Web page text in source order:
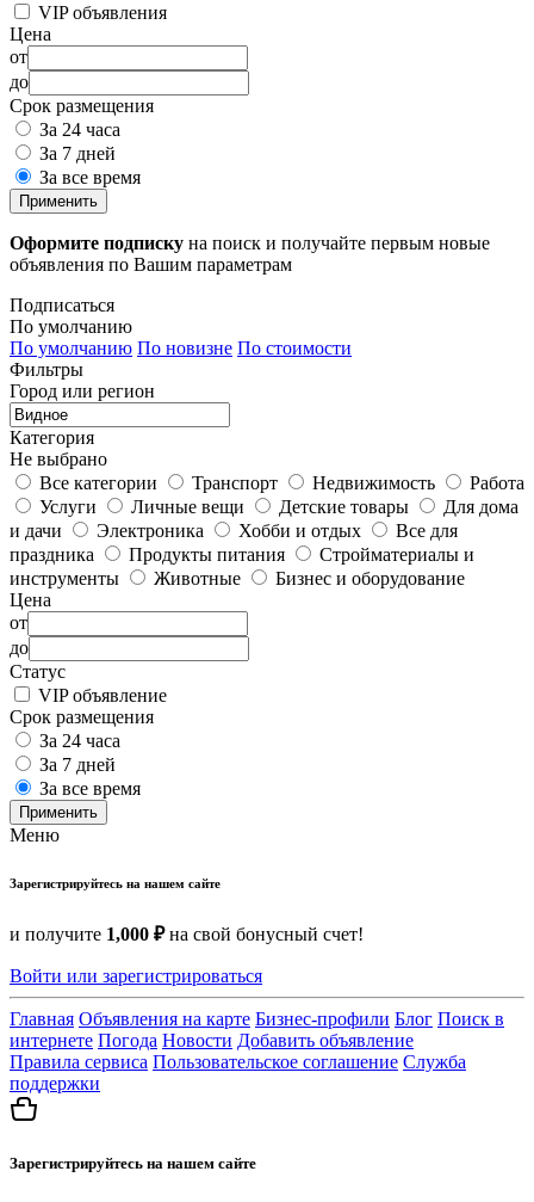
VIP объявления
Цена
от
до
Срок размещения
За 24 часа
За 7 дней
За все время
Применить
Оформите подписку на поиск и получайте первым новые
объявления по Вашим параметрам
Подписаться
По умолчанию
По умолчанию По новизне По стоимости
Фильтры
Город или регион
Категория
Не выбрано
Все категории
Транспорт Недвижимость
Работа
Услуги
Личные вещи Детские товары
Для дома
и дачи
Электроника Хобби и отдых
Все для
праздника
Продукты питания
Стройматериалы и
инструменты
Животные
Бизнес и оборудование
Цена
от
до
Статус
VIP объявление
Срок размещения
За 24 часа
За 7 дней
За все время
Применить
Меню
Зарегистрируйтесь на нашем сайте
и получите 1,000 ₽на свой бонусный счет!
Войти или зарегистрироваться
Главная Объявления на карте Бизнес-профили Блог Поиск в
интернете Погода Новости Добавить объявление
Правила сервиса Пользовательское соглашение Служба
поддержки
Зарегистрируйтесь на нашем сайте